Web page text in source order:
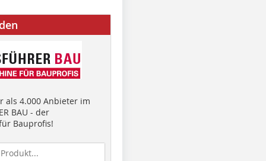
als 4.000 Anbieter im
BAU - der
Bauprofis!